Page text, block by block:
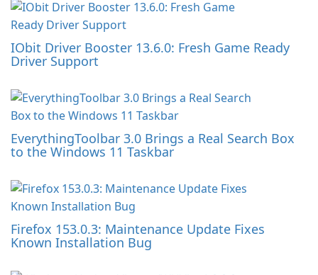
IObit Driver Booster 13.6.0: Fresh Game Ready
Driver Support
EverythingToolbar 3.0 Brings a Real Search Box
to the Windows 11 Taskbar
Firefox 153.0.3: Maintenance Update Fixes
Known Installation Bug